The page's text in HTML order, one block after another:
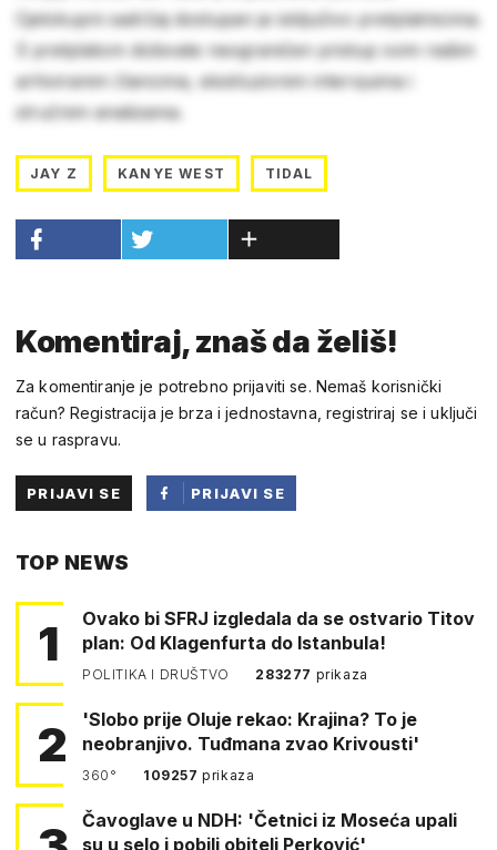
Cjelokupni sadržaj dostupan je isključivo pretplatnicima.
S pretplatom dobivate neograničen pristup svim našim
arhiviranim člancima, ekskluzivnim intervjuima i
stručnim analizama.
JAY Z KANYE WEST TIDAL
Komentiraj, znaš da želiš!
Za komentiranje je potrebno prijaviti se. Nemaš korisnički
račun? Registracija je brza i jednostavna, registriraj se i uključi
se u raspravu.
PRIJAVI SE
PRIJAVI SE
TOP NEWS
1
Ovako bi SFRJ izgledala da se ostvario Titov
plan: Od Klagenfurta do Istanbula!
POLITIKA I DRUŠTVO 283277 prikaza
2
'Slobo prije Oluje rekao: Krajina? To je
neobranjivo. Tuđmana zvao Krivousti'
360° 109257prikaza
Čavoglave u NDH: 'Četnici iz Moseća upali
su u selo i pobili obitelj Perković'